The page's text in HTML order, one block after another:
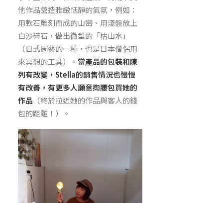
他作品營造雅緻恬靜的氣氛，例如：
用軟石雕刻而成的山巒、用淺盤放上
白沙碎石，做出微型的「枯山水」
（日式園藝的一種，也是日本僧侶用
來冥想的工具）。 當產品的包裝和陳
列有改變，Stella的銷售情況也慢慢
有改善，有更多人願意掏腰包買她的
作品 （終於拉近她的作品與客人的錢
包的距離！）。